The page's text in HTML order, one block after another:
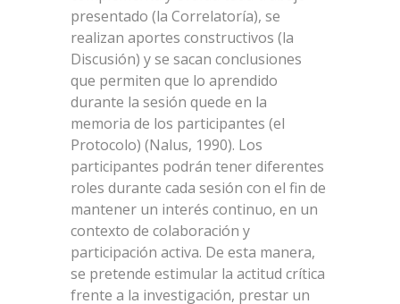
presentado (la Correlatoría), se
realizan aportes constructivos (la
Discusión) y se sacan conclusiones
que permiten que lo aprendido
durante la sesión quede en la
memoria de los participantes (el
Protocolo) (Nalus, 1990). Los
participantes podrán tener diferentes
roles durante cada sesión con el fin de
mantener un interés continuo, en un
contexto de colaboración y
participación activa. De esta manera,
se pretende estimular la actitud crítica
frente a la investigación, prestar un